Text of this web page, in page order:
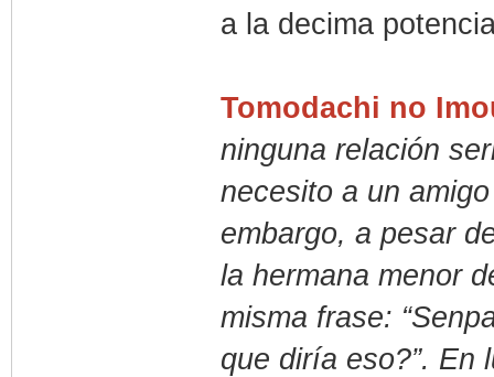
a la decima
Tomodachi no
ninguna relación
necesito a un
embargo, a pesar
la hermana menor
misma frase:
que diría eso?”. En